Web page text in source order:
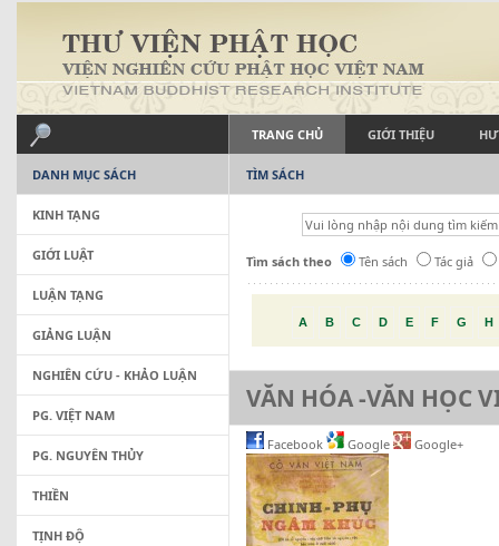
TRANG CHỦ GIỚI THIỆU
TÌM SÁCH
Tìm sách theo Tên sách Tác giả
A B C D E F G H
VĂN HÓA -VĂN HỌC
Facebook Google Google+
DANH MỤC SÁCH
KINH TẠNG
GIỚI LUẬT
LUẬN TẠNG
GIẢNG LUẬN
NGHIÊN CỨU - KHẢO LUẬN
PG. VIỆT NAM
PG. NGUYÊN THỦY
THIỀN
TỊNH ĐỘ